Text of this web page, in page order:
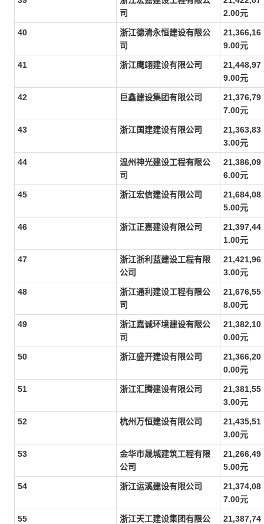
司
2.00元
40
浙江德清永恒建设有限公
司
21,366,16
9.00元
41 浙江鹰翊建设有限公司
21,448,97
9.00元
42 巨鑫建设集团有限公司
21,376,79
7.00元
43 浙江国建建设有限公司
21,363,83
3.00元
44
温州神光建设工程有限公
司
21,386,09
6.00元
45 浙江宏信建设有限公司
21,684,08
5.00元
46 浙江正嘉建设有限公司
21,397,44
1.00元
47
浙江浙利蓝建设工程有限
公司
21,421,96
3.00元
48
浙江通利建设工程有限公
司
21,676,55
8.00元
49
浙江嘉诚环境建设有限公
司
21,382,10
0.00元
50 浙江盛开建设有限公司
21,366,20
0.00元
51 浙江汇腾建设有限公司
21,381,55
3.00元
52 杭州万恒建设有限公司
21,435,51
3.00元
53
金华市晟城建筑工程有限
公司
21,266,49
5.00元
54 浙江运溪建设有限公司
21,374,08
7.00元
55
浙江天工建设集团有限公
21,387,74